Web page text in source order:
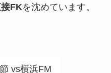
FKを沈めています。
vs横浜FM